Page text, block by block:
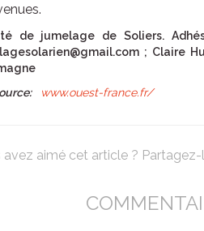
de jumelage de Soliers.
; Claire
www.ouest-france.fr/
avez aimé cet article ? Partagez-